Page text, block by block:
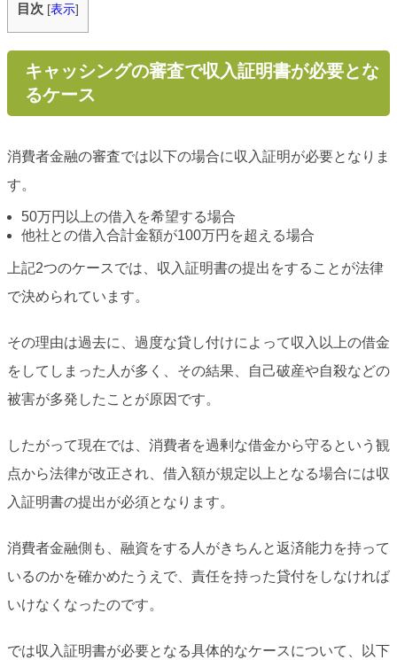
目次 [表示]
キャッシングの審査で収入証明書が必要とな
るケース
消費者金融の審査では以下の場合に収入証明が必要となりま
す。
50万円以上の借入を希望する場合
他社との借入合計金額が100万円を超える場合
上記2つのケースでは、収入証明書の提出をすることが法律
で決められています。
その理由は過去に、過度な貸し付けによって収入以上の借金
をしてしまった人が多く、その結果、自己破産や自殺などの
被害が多発したことが原因です。
したがって現在では、消費者を過剰な借金から守るという観
点から法律が改正され、借入額が規定以上となる場合には収
入証明書の提出が必須となります。
消費者金融側も、融資をする人がきちんと返済能力を持って
いるのかを確かめたうえで、責任を持った貸付をしなければ
いけなくなったのです。
では収入証明書が必要となる具体的なケースについて、以下